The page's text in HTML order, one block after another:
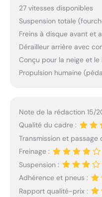
27 vitesses disponibles
Suspension totale
Freins à disque avant et
Dérailleur arrière avec
Conçu pour la neige et le
Propulsion humaine
Note de la rédaction 15/
Qualité du cadre :
Transmission et passage
Freinage :
Suspension :
Adhérence et pneus :
Rapport qualité-prix :